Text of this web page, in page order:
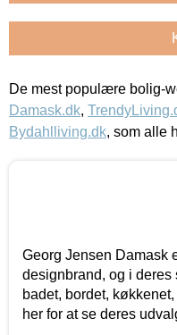
De mest populære bolig-
Damask.dk,
Bydahlliving.dk, som alle
Georg Jensen Damask
designbrand, og i deres
badet, bordet,
her for at se deres